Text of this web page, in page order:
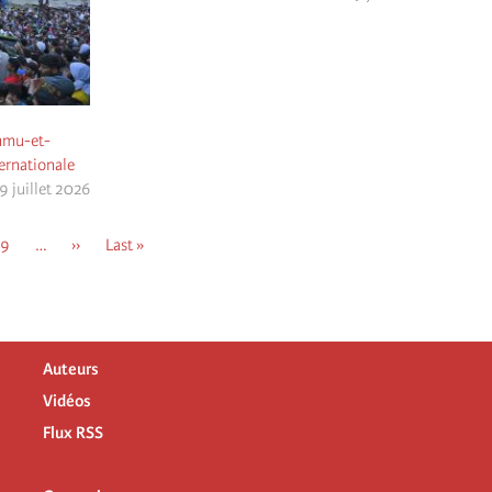
et-
juillet 2026
Page
9 …
Page
››
Dernière
Last »
Auteurs
Vidéos
Flux RSS